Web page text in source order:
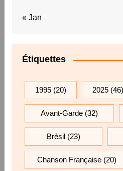
« Jan
Étiquettes
1995(20) 2025 (46)
Avant-Garde(32)
Brésil(23)
Chanson Française (20)